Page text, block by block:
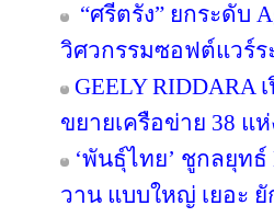
“ศรีตรัง” ยกระดับ
วิศวกรรมซอฟต์แวร์ร
GEELY RIDDARA
ขยายเครือข่าย 38 แ
‘พันธุ์ไทย’ ชูกลยุท
วาน แบบใหญ่ เยอะ ยั